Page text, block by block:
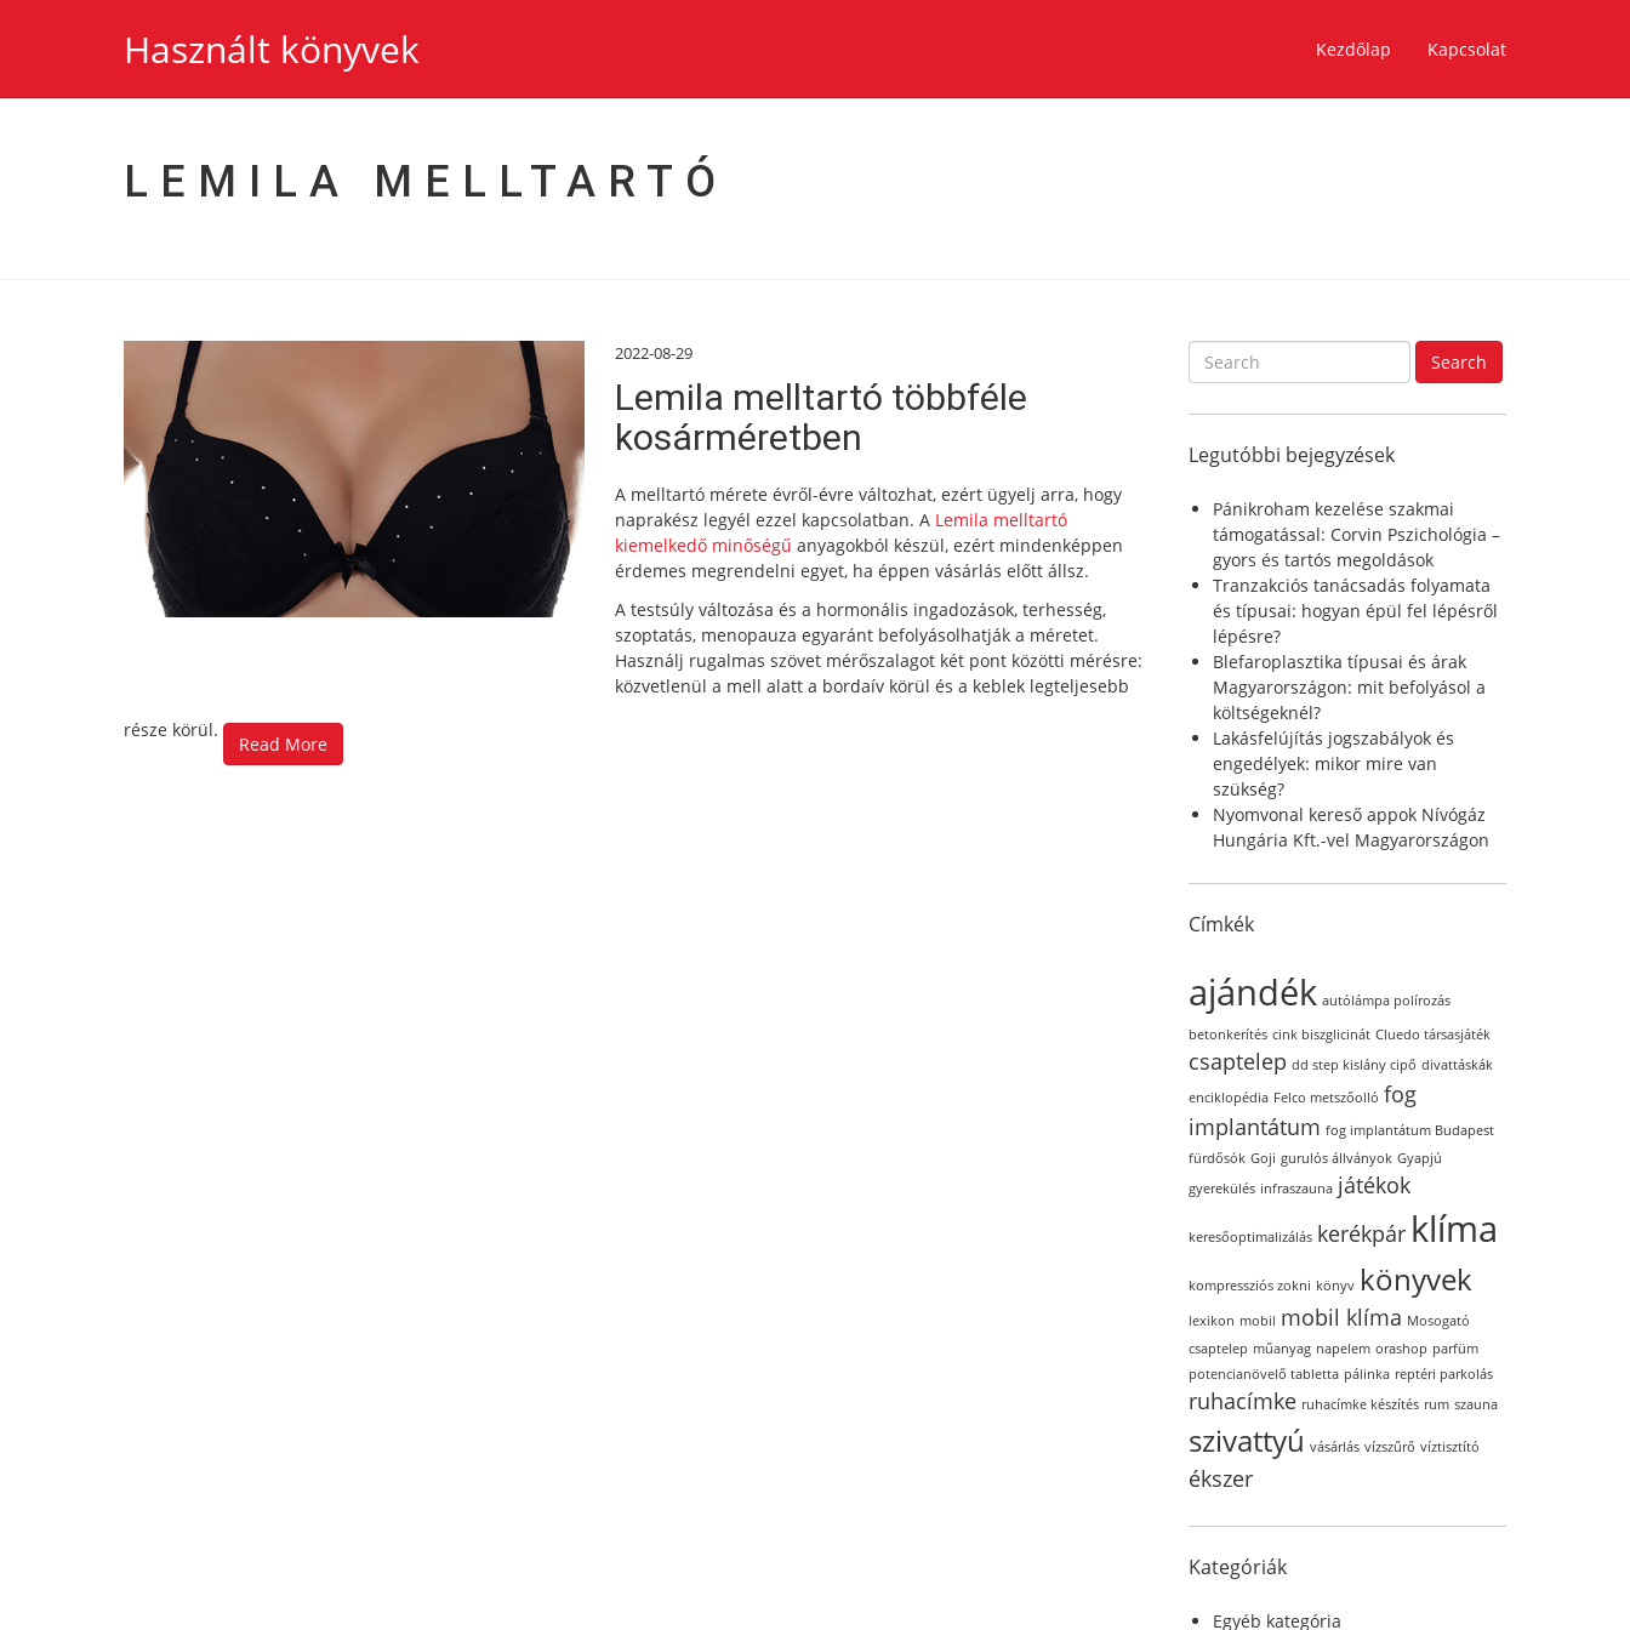
Használt könyvek Kezdőlap Kapcsolat
LEMILA MELLTARTÓ
2022-08-29
Lemila melltartó többféle
kosárméretben
A melltartó mérete évről-évre változhat, ezért ügyelj arra, hogy
naprakész legyél ezzel kapcsolatban. A Lemila melltartó
kiemelkedő minőségű anyagokból készül, ezért mindenképpen
érdemes megrendelni egyet, ha éppen vásárlás előtt állsz.
A testsúly változása és a hormonális ingadozások, terhesség,
szoptatás, menopauza egyaránt befolyásolhatják a méretet.
Használj rugalmas szövet mérőszalagot két pont közötti mérésre:
közvetlenül a mell alatt a bordaív körül és a keblek legteljesebb
része körül.
Read More
S
e
c
f
Search
Legutóbbi bejegyzések
Pánikroham kezelése szakmai
támogatással: Corvin Pszichológia –
gyors és tartós megoldások
Tranzakciós tanácsadás folyamata
és típusai: hogyan épül fel lépésről
lépésre?
Blefaroplasztika típusai és árak
Magyarországon: mit befolyásol a
költségeknél?
Lakásfelújítás jogszabályok és
engedélyek: mikor mire van
szükség?
Nyomvonal kereső appok Nívógáz
Hungária Kft.-vel Magyarországon
Címkék
ajándék autólámpa polírozás
betonkerítés cink biszglicinát Cluedo társasjáték
csaptelep dd step kislány cipő divattáskák
enciklopédia Felco metszőolló fog
implantátum fog implantátum Budapest
fürdősók Goji gurulós állványok Gyapjú
gyerekülés infraszauna játékok
keresőoptimalizálás kerékpár klíma
kompressziós zokni könyv könyvek
lexikon mobil mobil klíma Mosogató
csaptelep műanyag napelem orashop parfüm
potencianövelő tabletta pálinka reptéri parkolás
ruhacímke ruhacímke készítés rum szauna
szivattyú vásárlás vízszűrő víztisztító
ékszer
Kategóriák
Egyéb kategória